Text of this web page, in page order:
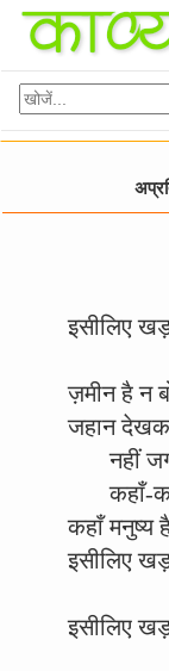
इसीलिए
ज़मीन है न
जहान
नहीं जगह
कहाँ-कहाँ
कहाँ मनुष्य
इसीलिए
इसीलिए